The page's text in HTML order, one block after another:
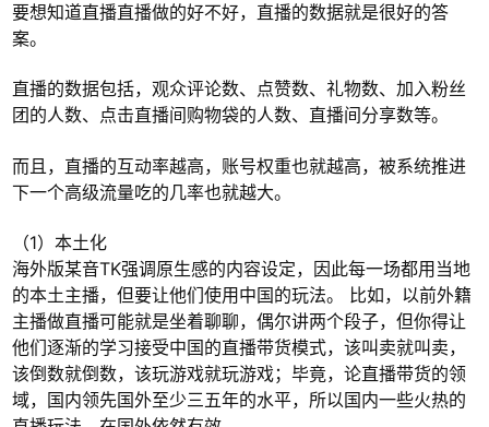
要想知道直播直播做的好不好，直播的数据就是很好的答
案。
直播的数据包括，观众评论数、点赞数、礼物数、加入粉丝
团的人数、点击直播间购物袋的人数、直播间分享数等。
而且，直播的互动率越高，账号权重也就越高，被系统推进
下一个高级流量吃的几率也就越大。
（1）本土化
海外版某音TK强调原生感的内容设定，因此每一场都用当地
的本土主播，但要让他们使用中国的玩法。 比如，以前外籍
主播做直播可能就是坐着聊聊，偶尔讲两个段子，但你得让
他们逐渐的学习接受中国的直播带货模式，该叫卖就叫卖，
该倒数就倒数，该玩游戏就玩游戏；毕竟，论直播带货的领
域，国内领先国外至少三五年的水平，所以国内一些火热的